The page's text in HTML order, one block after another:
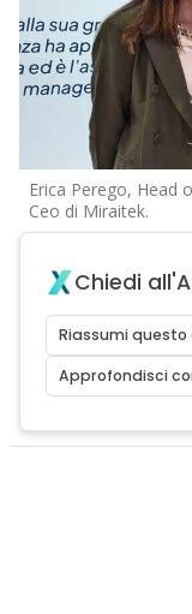
Erica Perego, Head
Ceo di Miraitek.
Chiedi
Riassumi
Approfondisci